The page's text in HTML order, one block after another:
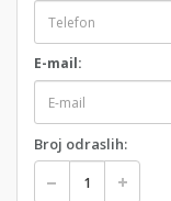
E-mail:
Broj odraslih: